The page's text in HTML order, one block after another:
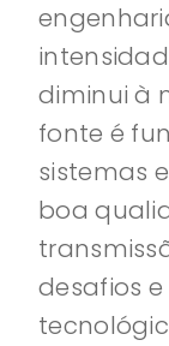
diminui à
fonte é
sistemas
boa
desafios